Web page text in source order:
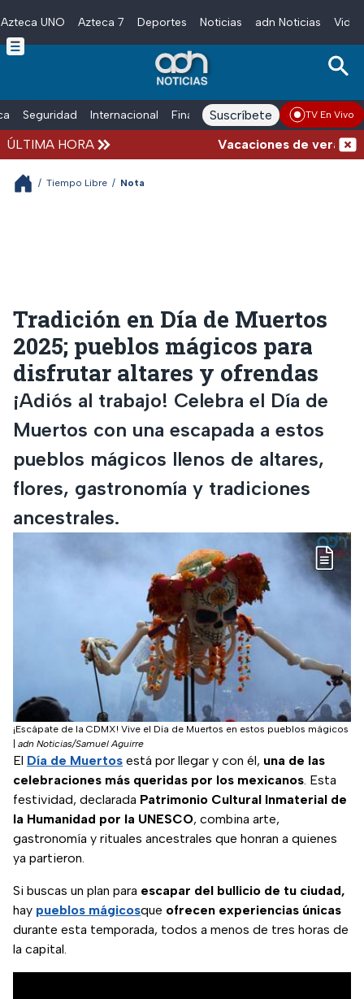
Skip to main content
Azteca UNO Azteca 7 Deportes Noticias adn Noticias
Seguridad Internacional Finanzas adn Noticias Radio
Suscríbete TV En Vivo
ÚLTIMA HORA Vacaciones de verano
/ Tiempo Libre / Nota
Tradición en Día de Muertos
2025; pueblos mágicos para
disfrutar altares y ofrendas
¡Adiós al trabajo! Celebra el Día de
Muertos con una escapada a estos
pueblos mágicos llenos de altares,
flores, gastronomía y tradiciones
ancestrales.
¡Escápate de la CDMX! Vive el Día de Muertos en estos pueblos mágicos
adn Noticias/Samuel Aguirre
El Día de Muertos está por llegar y con él, una de las
celebraciones más queridas por los mexicanos. Esta
festividad, declarada Patrimonio Cultural Inmaterial de
la Humanidad por la UNESCO, combina arte,
gastronomía y rituales ancestrales que honran a quienes
ya partieron.
Si buscas un plan para escapar del bullicio de tu ciudad,
hay pueblos mágicosque ofrecen experiencias únicas
durante esta temporada, todos a menos de tres horas de
la capital.